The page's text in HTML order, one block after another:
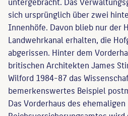
sich ursprünglich über zwei
Innenhöfe. Davon blieb nur der
Landwehrkanal erhalten, die
abgerissen. Hinter dem
britischen Architekten James
Wilford 1984-87 das
bemerkenswertes Beispiel
Das Vorderhaus des ehemaligen